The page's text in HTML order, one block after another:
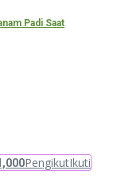
Padi Saat
PengikutIkuti